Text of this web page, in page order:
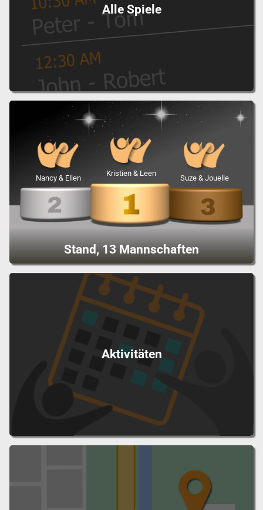
Alle Spiele
Stand, 13 Mannschaften
Kristien & Leen
Nancy & Ellen Suze & Jouelle
Aktivitäten